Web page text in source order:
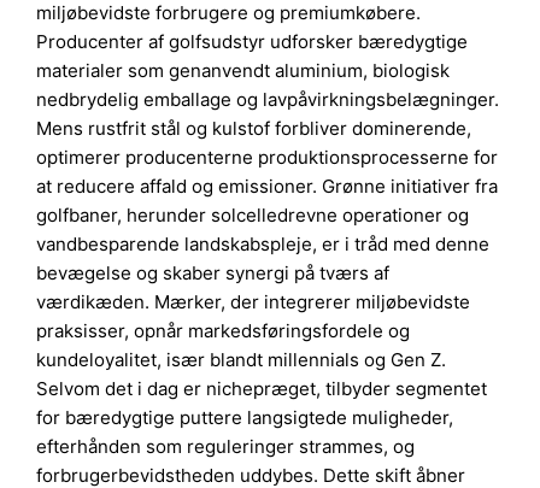
miljøbevidste forbrugere og premiumkøbere.
Producenter af golfsudstyr udforsker bæredygtige
materialer som genanvendt aluminium, biologisk
nedbrydelig emballage og lavpåvirkningsbelægninger.
Mens rustfrit stål og kulstof forbliver dominerende,
optimerer producenterne produktionsprocesserne for
at reducere affald og emissioner. Grønne initiativer fra
golfbaner, herunder solcelledrevne operationer og
vandbesparende landskabspleje, er i tråd med denne
bevægelse og skaber synergi på tværs af
værdikæden. Mærker, der integrerer miljøbevidste
praksisser, opnår markedsføringsfordele og
kundeloyalitet, især blandt millennials og Gen Z.
Selvom det i dag er nichepræget, tilbyder segmentet
for bæredygtige puttere langsigtede muligheder,
efterhånden som reguleringer strammes, og
forbrugerbevidstheden uddybes. Dette skift åbner